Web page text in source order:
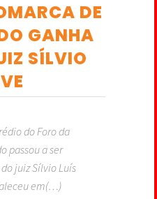
DE
GANHA
SÍLVIO
do Foro da
passou a ser
juiz Sílvio Luís
em(…)